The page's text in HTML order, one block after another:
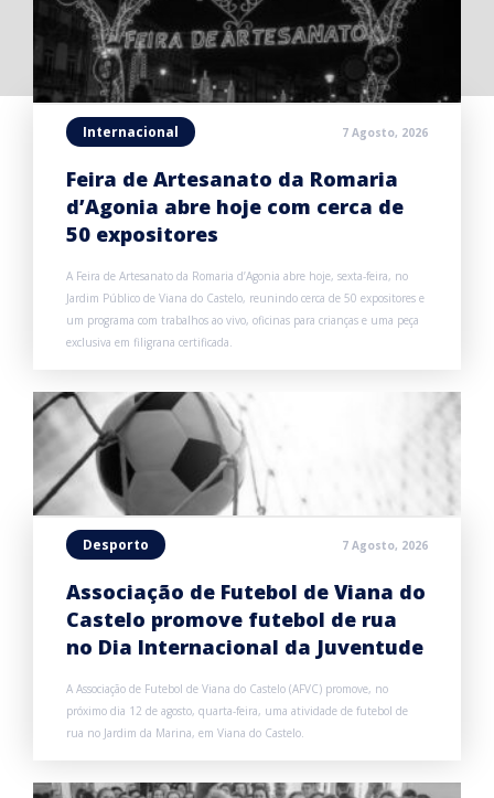
Internacional 7 Agosto, 2026
Feira de Artesanato da Romaria
d’Agonia abre hoje com cerca de
50 expositores
A Feira de Artesanato da Romaria d’Agonia abre hoje, sexta-feira, no
Jardim Público de Viana do Castelo, reunindo cerca de 50 expositores e
um programa com trabalhos ao vivo, oficinas para crianças e uma peça
exclusiva em filigrana certificada.
Desporto 7 Agosto, 2026
Associação de Futebol de Viana do
Castelo promove futebol de rua
no Dia Internacional da Juventude
A Associação de Futebol de Viana do Castelo (AFVC) promove, no
próximo dia 12 de agosto, quarta-feira, uma atividade de futebol de
rua no Jardim da Marina, em Viana do Castelo.